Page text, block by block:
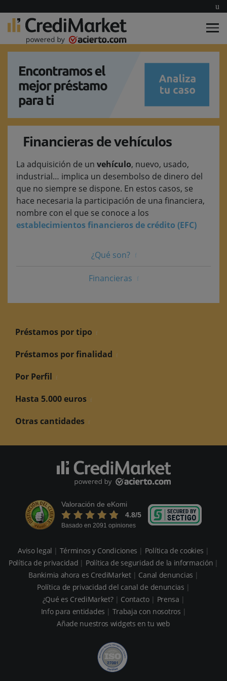
Financieras de vehículos
La adquisición de un vehículo, nuevo, usado,
industrial… implica un desembolso de dinero del
que no siempre se dispone. En estos casos, se
hace necesaria la participación de una financiera,
nombre con el que se conoce a los
establecimientos financieros de crédito (EFC)
¿Qué son?
Financieras
Préstamos por tipo
Préstamos por finalidad
Por Perfil
Hasta 5.000 euros
Otras cantidades
Valoración de eKomi
4.8/5
Basado en 2091 opiniones
Aviso legal Términos y Condiciones
Política de cookies
Política de privacidad
Política de seguridad de la información
Bankimia ahora es CrediMarket
Canal denuncias
Política de privacidad del canal de denuncias
¿Qué es CrediMarket?
Contacto
Prensa
Info para entidades
Trabaja con nosotros
Añade nuestros widgets en tu web